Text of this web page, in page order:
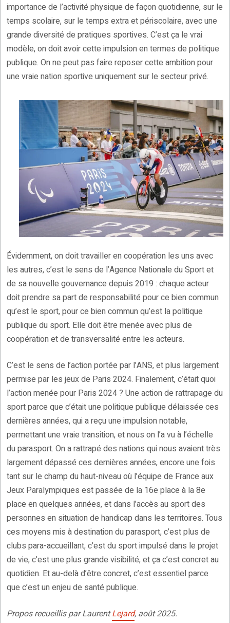
importance de l’activité physique de façon quotidienne, sur le
temps scolaire, sur le temps extra et périscolaire, avec une
grande diversité de pratiques sportives. C’est ça le vrai
modèle, on doit avoir cette impulsion en termes de politique
publique. On ne peut pas faire reposer cette ambition pour
une vraie nation sportive uniquement sur le secteur privé.
Évidemment, on doit travailler en coopération les uns avec
les autres, c’est le sens de l’Agence Nationale du Sport et
de sa nouvelle gouvernance depuis 2019 : chaque acteur
doit prendre sa part de responsabilité pour ce bien commun
qu’est le sport, pour ce bien commun qu’est la politique
publique du sport. Elle doit être menée avec plus de
coopération et de transversalité entre les acteurs.
C’est le sens de l’action portée par l’ANS, et plus largement
permise par les jeux de Paris 2024. Finalement, c’était quoi
l’action menée pour Paris 2024 ? Une action de rattrapage du
sport parce que c’était une politique publique délaissée ces
dernières années, qui a reçu une impulsion notable,
permettant une vraie transition, et nous on l’a vu à l’échelle
du parasport. On a rattrapé des nations qui nous avaient très
largement dépassé ces dernières années, encore une fois
tant sur le champ du haut-niveau où l’équipe de France aux
Jeux Paralympiques est passée de la 16e place à la 8e
place en quelques années, et dans l’accès au sport des
personnes en situation de handicap dans les territoires. Tous
ces moyens mis à destination du parasport, c’est plus de
clubs para-accueillant, c’est du sport impulsé dans le projet
de vie, c’est une plus grande visibilité, et ça c’est concret au
quotidien. Et au-delà d’être concret, c’est essentiel parce
que c’est un enjeu de santé publique.
Propos recueillis par LaurentLejard, août 2025.